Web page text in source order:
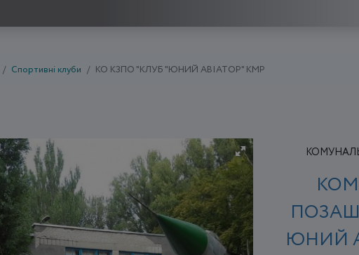
Спортивні клуби КО КЗПО "КЛУБ "ЮНИЙ АВІАТОР" КМР
ЮНИЙ